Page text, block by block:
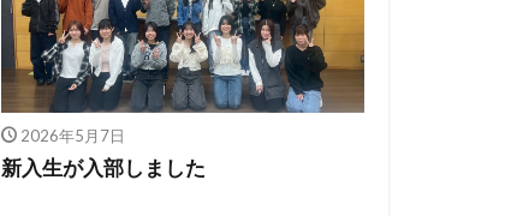
2026年5月7日
新入生が入部しました